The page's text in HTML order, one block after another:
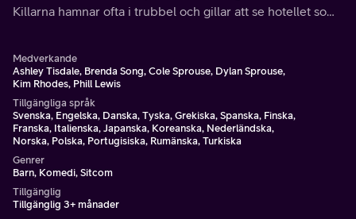
Killarna hamnar ofta i trubbel och gillar att se hotellet som
Medverkande
Ashley Tisdale, Brenda Song, Cole Sprouse, Dylan Sprouse,
Kim Rhodes, Phill Lewis
Tillgängliga språk
Svenska, Engelska, Danska, Tyska, Grekiska, Spanska, Finska,
Franska, Italienska, Japanska, Koreanska, Nederländska,
Norska, Polska, Portugisiska, Rumänska, Turkiska
Genrer
Barn, Komedi, Sitcom
Tillgänglig
Tillgänglig 3+ månader